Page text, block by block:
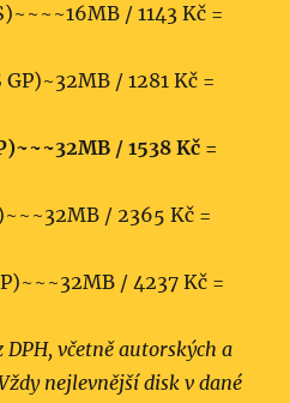
/ 1143 Kč =
/ 1281 Kč =
/ 1538 Kč =
/ 2365 Kč =
/ 4237 Kč =
DPH, včetně autorských a
nejlevnější disk v dané